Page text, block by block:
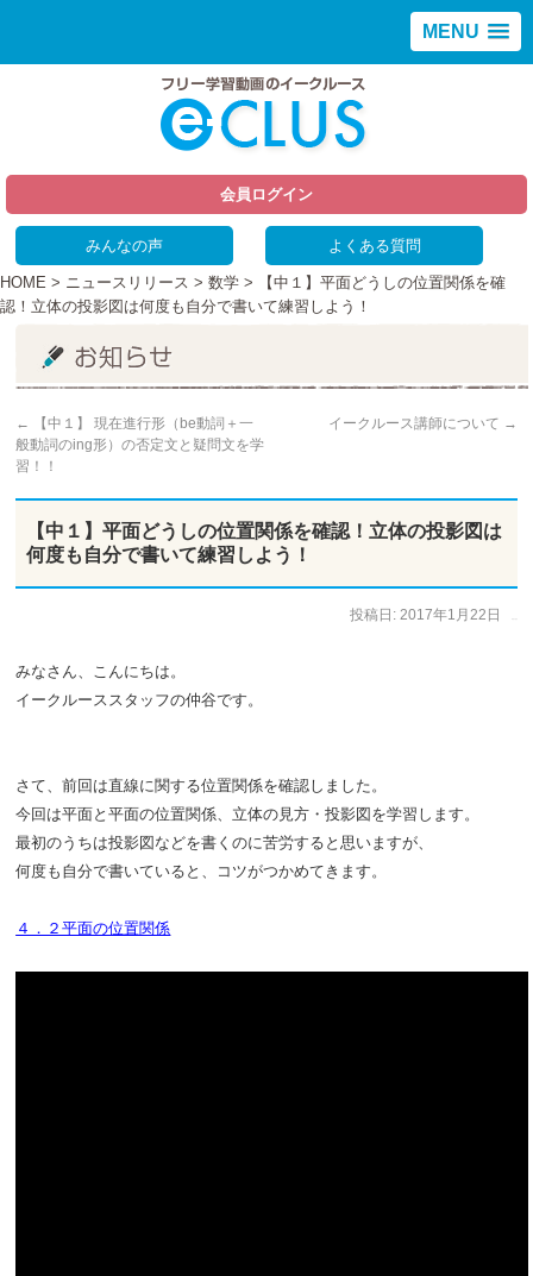
MENU
会員ログイン
みんなの声 よくある質問
HOME > ニュースリリース > 数学 > 【中１】平面どうしの位置関係を確
認！立体の投影図は何度も自分で書いて練習しよう！
←
【中１】 現在進行形（be動詞＋一
般動詞のing形）の否定文と疑問文を学
習！！
イークルース講師について →
【中１】平面どうしの位置関係を確認！立体の投影図は
何度も自分で書いて練習しよう！
投稿日: 2017年1月22日
みなさん、こんにちは。
イークルーススタッフの仲谷です。
さて、前回は直線に関する位置関係を確認しました。
今回は平面と平面の位置関係、立体の見方・投影図を学習します。
最初のうちは投影図などを書くのに苦労すると思いますが、
何度も自分で書いていると、コツがつかめてきます。
４．２平面の位置関係